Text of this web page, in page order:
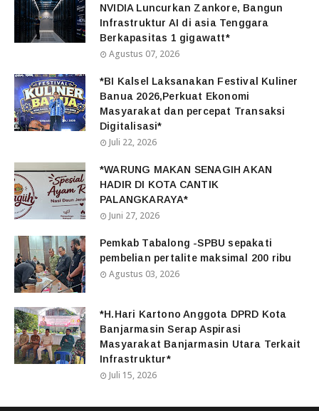
NVIDIA Luncurkan Zankore, Bangun
Infrastruktur AI di asia Tenggara
Berkapasitas 1 gigawatt*
Agustus 07, 2026
*BI Kalsel Laksanakan Festival Kuliner
Banua 2026,Perkuat Ekonomi
Masyarakat dan percepat Transaksi
Digitalisasi*
Juli 22, 2026
*WARUNG MAKAN SENAGIH AKAN
HADIR DI KOTA CANTIK
PALANGKARAYA*
Juni 27, 2026
Pemkab Tabalong -SPBU sepakati
pembelian pertalite maksimal 200 ribu
Agustus 03, 2026
*H.Hari Kartono Anggota DPRD Kota
Banjarmasin Serap Aspirasi
Masyarakat Banjarmasin Utara Terkait
Infrastruktur*
Juli 15, 2026